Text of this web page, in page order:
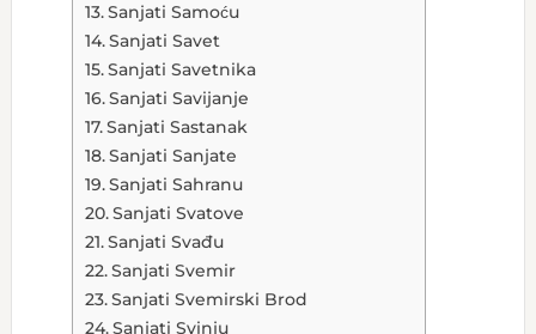
Sanjati Samoću
Sanjati Savet
Sanjati Savetnika
Sanjati Savijanje
Sanjati Sastanak
Sanjati Sanjate
Sanjati Sahranu
Sanjati Svatove
Sanjati Svađu
Sanjati Svemir
Sanjati Svemirski Brod
Sanjati Svinju